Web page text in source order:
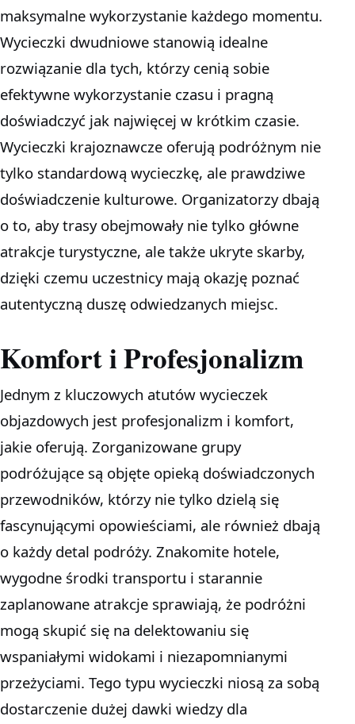
maksymalne wykorzystanie każdego momentu.
Wycieczki dwudniowe stanowią idealne
rozwiązanie dla tych, którzy cenią sobie
efektywne wykorzystanie czasu i pragną
doświadczyć jak najwięcej w krótkim czasie.
Wycieczki krajoznawcze oferują podróżnym nie
tylko standardową wycieczkę, ale prawdziwe
doświadczenie kulturowe. Organizatorzy dbają
o to, aby trasy obejmowały nie tylko główne
atrakcje turystyczne, ale także ukryte skarby,
dzięki czemu uczestnicy mają okazję poznać
autentyczną duszę odwiedzanych miejsc.
Komfort i Profesjonalizm
Jednym z kluczowych atutów wycieczek
objazdowych jest profesjonalizm i komfort,
jakie oferują. Zorganizowane grupy
podróżujące są objęte opieką doświadczonych
przewodników, którzy nie tylko dzielą się
fascynującymi opowieściami, ale również dbają
o każdy detal podróży. Znakomite hotele,
wygodne środki transportu i starannie
zaplanowane atrakcje sprawiają, że podróżni
mogą skupić się na delektowaniu się
wspaniałymi widokami i niezapomnianymi
przeżyciami. Tego typu wycieczki niosą za sobą
dostarczenie dużej dawki wiedzy dla